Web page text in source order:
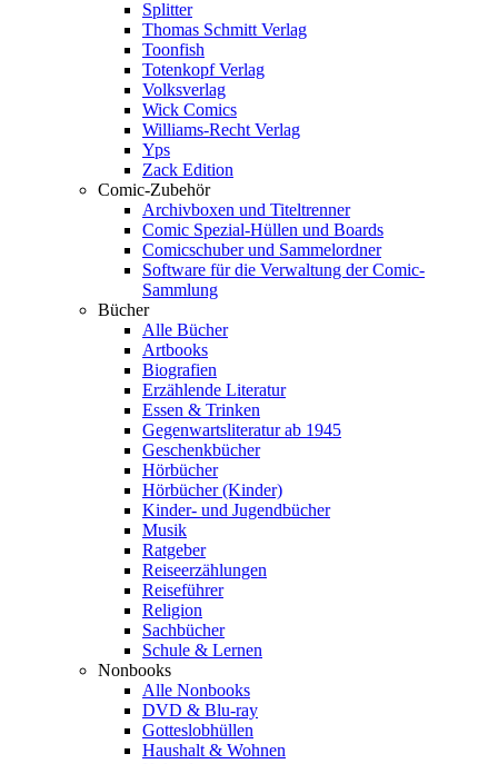
Splitter
Thomas Schmitt Verlag
Toonfish
Totenkopf Verlag
Volksverlag
Wick Comics
Williams-Recht Verlag
Yps
Zack Edition
Comic-Zubehör
Archivboxen und Titeltrenner
Comic Spezial-Hüllen und Boards
Comicschuber und Sammelordner
Software für die Verwaltung der Comic-
Sammlung
Bücher
Alle Bücher
Artbooks
Biografien
Erzählende Literatur
Essen & Trinken
Gegenwartsliteratur ab 1945
Geschenkbücher
Hörbücher
Hörbücher (Kinder)
Kinder- und Jugendbücher
Musik
Ratgeber
Reiseerzählungen
Reiseführer
Religion
Sachbücher
Schule & Lernen
Nonbooks
Alle Nonbooks
DVD & Blu-ray
Gotteslobhüllen
Haushalt & Wohnen